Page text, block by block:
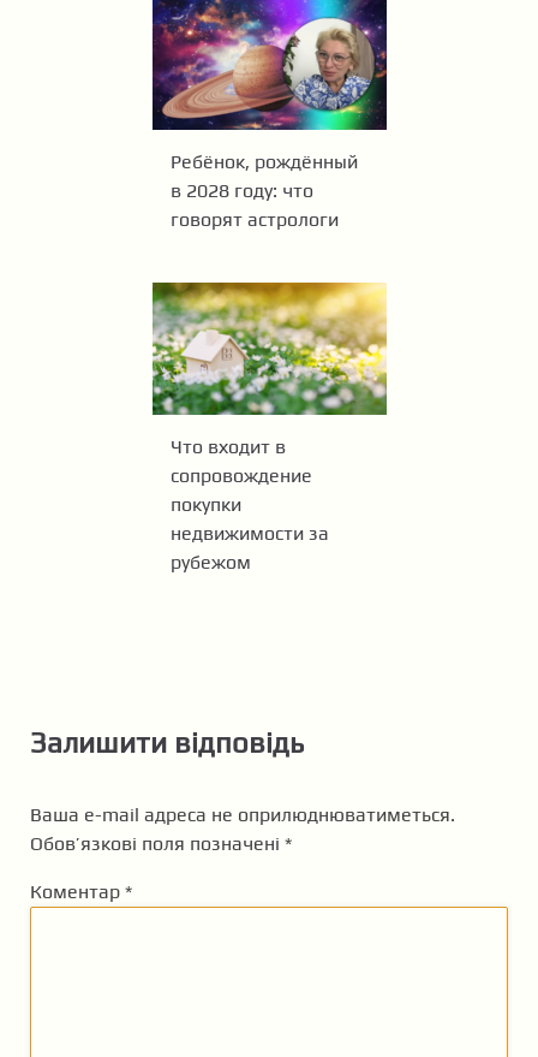
Ребёнок, рождённый
в 2028 году: что
говорят астрологи
Что входит в
сопровождение
покупки
недвижимости за
рубежом
Залишити відповідь
Ваша e-mail адреса не оприлюднюватиметься.
Обов’язкові поля позначені *
Коментар *